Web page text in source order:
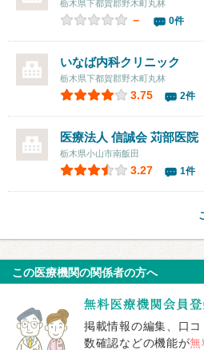
栃木県下都賀郡野木町丸林
－ 0件
いなば内科クリニック
栃木県下都賀郡野木町丸林
3.75 2件
医療法人 信誠会 苅部医院
栃木県小山市南飯田
3.27 1件
この医療機関の関係者の方へ
掲載情報の編集、口
数確認などの機能が無